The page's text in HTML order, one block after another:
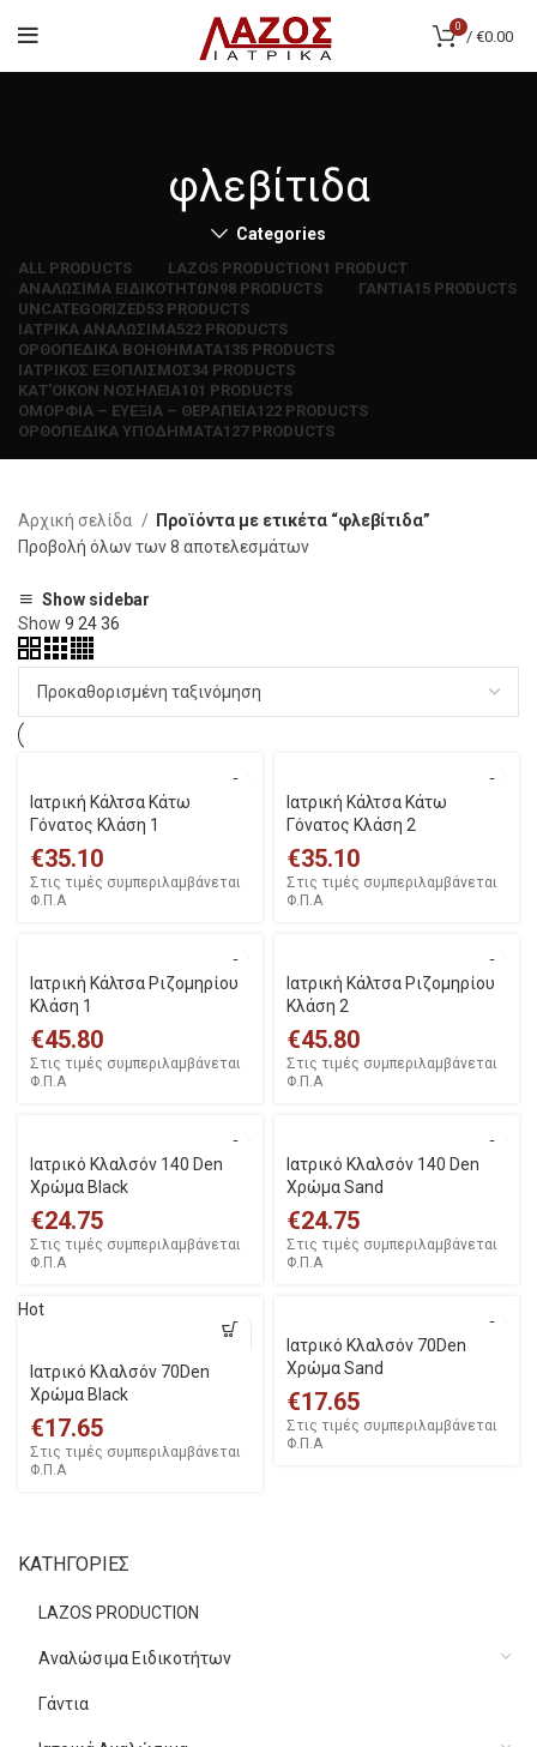
0
/ €0.00
φλεβίτιδα
Categories
ALL PRODUCTS LAZOS PRODUCTION1 PRODUCT
ΑΝΑΛΩΣΙΜΑ ΕΙΔΙΚΟΤΗΤΩΝ98 PRODUCTS ΓΑΝΤΙΑ15 PRODUCTS
UNCATEGORIZED53 PRODUCTS
ΙΑΤΡΙΚΑ ΑΝΑΛΩΣΙΜΑ522 PRODUCTS
ΟΡΘΟΠΕΔΙΚΑ ΒΟΗΘΗΜΑΤΑ135 PRODUCTS
ΙΑΤΡΙΚΟΣ ΕΞΟΠΛΙΣΜΟΣ34 PRODUCTS
ΚΑΤ'ΟΙΚΟΝ ΝΟΣΗΛΕΙΑ101 PRODUCTS
ΟΜΟΡΦΙΑ – ΕΥΕΞΙΑ – ΘΕΡΑΠΕΙΑ122 PRODUCTS
ΟΡΘΟΠΕΔΙΚΑ ΥΠΟΔΗΜΑΤΑ127 PRODUCTS
ΚΑΤΗΓΟΡΙΕΣ
LAZOS PRODUCTION
Αναλώσιμα Ειδικοτήτων
Γάντια
Αρχική σελίδα
Προϊόντα με ετικέτα “φλεβίτιδα”
Προβολή όλων των 8 αποτελεσμάτων
Show sidebar
Show 9 2436
Iατρική Κάλτσα Κάτω
Γόνατος Κλάση 1
€35.10
Στις τιμές συμπεριλαμβάνεται
Φ.Π.Α
Iατρική Κάλτσα Κάτω
Γόνατος Κλάση 2
€35.10
Στις τιμές συμπεριλαμβάνεται
Φ.Π.Α
Iατρική Κάλτσα Ριζομηρίου
Κλάση 1
€45.80
Στις τιμές συμπεριλαμβάνεται
Φ.Π.Α
Iατρική Κάλτσα Ριζομηρίου
Κλάση 2
€45.80
Στις τιμές συμπεριλαμβάνεται
Φ.Π.Α
Iατρικό Κλαλσόν 140 Den
Χρώμα Black
€24.75
Στις τιμές συμπεριλαμβάνεται
Φ.Π.Α
Iατρικό Κλαλσόν 140 Den
Χρώμα Sand
€24.75
Στις τιμές συμπεριλαμβάνεται
Φ.Π.Α
Hot
Iατρικό Κλαλσόν 70Den
Χρώμα Black
€17.65
Στις τιμές συμπεριλαμβάνεται
Φ.Π.Α
Iατρικό Κλαλσόν 70Den
Χρώμα Sand
€17.65
Στις τιμές συμπεριλαμβάνεται
Φ.Π.Α